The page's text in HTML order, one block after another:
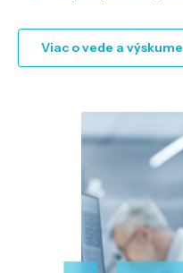
Viac o vede a výskume